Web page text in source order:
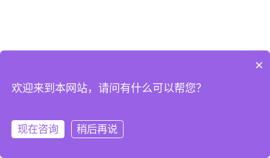
×
欢迎来到本网站，请问有什么可以帮您？
现在咨询 稍后再说